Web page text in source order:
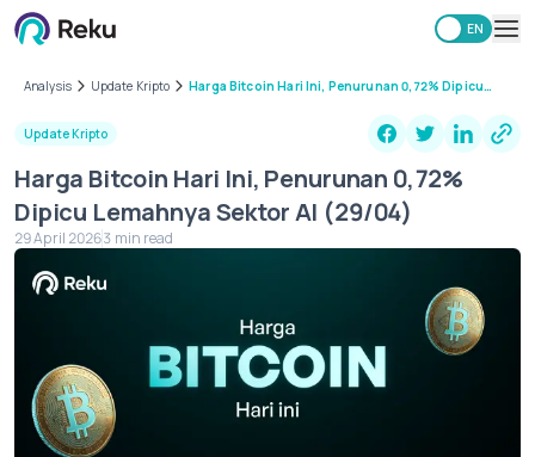
EN
Learning Hub
Security
Fees
Other
Analysis Update Kripto
Harga Bitcoin Hari Ini, Penurunan 0,72% Dipicu
Update Kripto
Harga Bitcoin Hari Ini, Penurunan 0,72%
Dipicu Lemahnya Sektor AI (29/04)
29 April 20263 min read